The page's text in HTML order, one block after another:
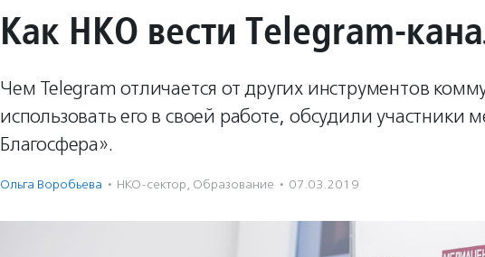
Как НКО вести Telegram-
Чем Telegram отличается от других инструментов
использовать его в своей работе, обсудили участники
Благосфера».
Ольга Воробьева · НКО-сектор, Образование · 07.03.2019